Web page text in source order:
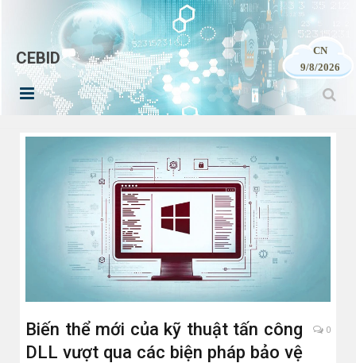
CEBID
CN
9/8/2026
Biến thể mới của kỹ thuật tấn công
DLL vượt qua các biện pháp bảo vệ
0